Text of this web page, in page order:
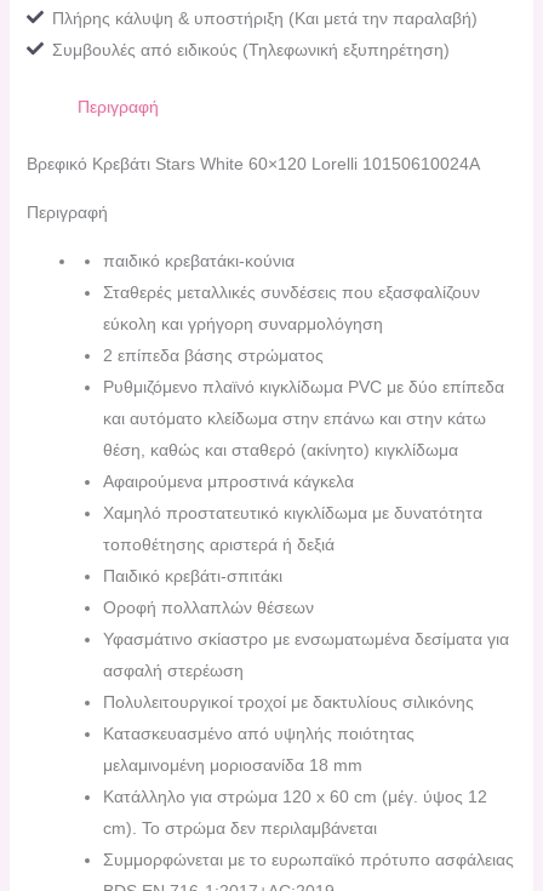
Πλήρης κάλυψη & υποστήριξη (Και μετά την παραλαβή)
Συμβουλές από ειδικούς (Τηλεφωνική εξυπηρέτηση)
Περιγραφή
Βρεφικό Κρεβάτι Stars White 60×120 Lorelli 10150610024A
Περιγραφή
παιδικό κρεβατάκι-κούνια
Σταθερές μεταλλικές συνδέσεις που εξασφαλίζουν
εύκολη και γρήγορη συναρμολόγηση
2 επίπεδα βάσης στρώματος
Ρυθμιζόμενο πλαϊνό κιγκλίδωμα PVC με δύο επίπεδα
και αυτόματο κλείδωμα στην επάνω και στην κάτω
θέση, καθώς και σταθερό (ακίνητο) κιγκλίδωμα
Αφαιρούμενα μπροστινά κάγκελα
Χαμηλό προστατευτικό κιγκλίδωμα με δυνατότητα
τοποθέτησης αριστερά ή δεξιά
Παιδικό κρεβάτι-σπιτάκι
Οροφή πολλαπλών θέσεων
Υφασμάτινο σκίαστρο με ενσωματωμένα δεσίματα για
ασφαλή στερέωση
Πολυλειτουργικοί τροχοί με δακτυλίους σιλικόνης
Κατασκευασμένο από υψηλής ποιότητας
μελαμινoμένη μοριοσανίδα 18 mm
Κατάλληλο για στρώμα 120 x 60 cm (μέγ. ύψος 12
cm). Το στρώμα δεν περιλαμβάνεται
Συμμορφώνεται με το ευρωπαϊκό πρότυπο ασφάλειας